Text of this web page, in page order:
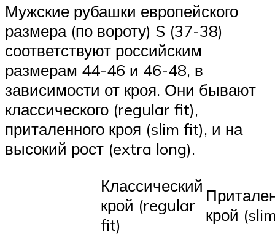
Мужские рубашки европейского
размера (по вороту) S (37-38)
соответствуют российским
размерам 44-46 и 46-48, в
зависимости от кроя. Они бывают
классического (regular fit),
приталенного кроя (slim fit), и на
высокий рост (extra long).
Классический
крой (regular
fit)
крой